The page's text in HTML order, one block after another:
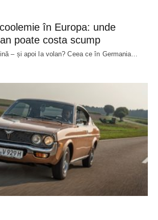
în Europa: unde
poate costa scump
– și apoi la volan? Ceea ce în Germania…